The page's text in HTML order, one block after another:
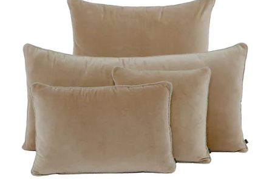
Zoomer sur l'image